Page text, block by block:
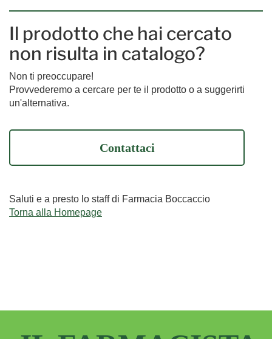
Il prodotto che hai cercato
non risulta in catalogo?
Non ti preoccupare!
Provvederemo a cercare per te il prodotto o a suggerirti
un'alternativa.
Contattaci
Saluti e a presto lo staff di Farmacia Boccaccio
Torna alla Homepage